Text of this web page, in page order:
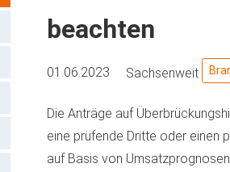
beachten
01.06.2023 Sachsenweit
Die Anträge auf
eine prüfende Dritte oder einen
auf Basis von